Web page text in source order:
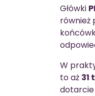
Główki
również
W
to aż 31
dotarcie